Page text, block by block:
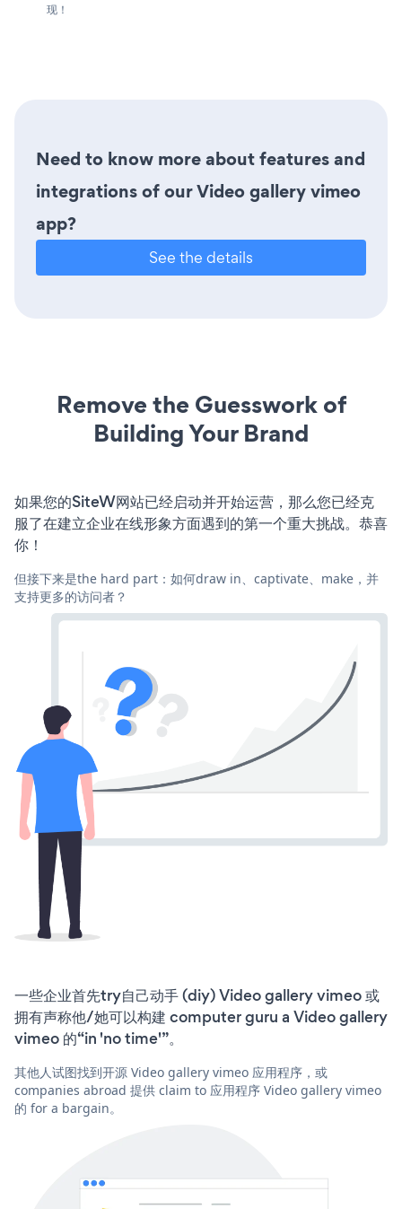
现！
Need to know more about features and
integrations of our Video gallery vimeo
app?
See the details
Remove the Guesswork of
Building Your Brand
如果您的SiteW网站已经启动并开始运营，那么您已经克
服了在建立企业在线形象方面遇到的第一个重大挑战。恭喜
你！
但接下来是the hard part：如何draw in、captivate、make，并
支持更多的访问者？
一些企业首先try自己动手 (diy) Video gallery vimeo 或
拥有声称他/她可以构建 computer guru a Video gallery
vimeo 的“in 'no time'”。
其他人试图找到开源 Video gallery vimeo 应用程序，或
companies abroad 提供 claim to 应用程序 Video gallery vimeo
的 for a bargain。